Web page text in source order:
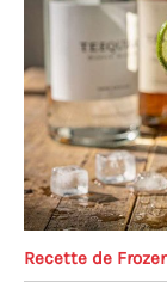
Recette de